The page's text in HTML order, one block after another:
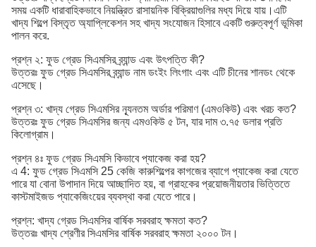
সময় একটি ধারাবাহিকভাবে নিয়ন্ত্রিত রাসায়নিক বিক্রিয়াগুলির মধ্য দিয়ে যায়।এটি
খাদ্য শিল্পে বিস্তৃত অ্যাপ্লিকেশন সহ খাদ্য সংযোজন হিসাবে একটি গুরুত্বপূর্ণ ভূমিকা
পালন করে.
প্রশ্ন ২: ফুড গ্রেড সিএমসির ব্র্যান্ড এবং উৎপত্তি কী?
উত্তরঃ ফুড গ্রেড সিএমসির ব্র্যান্ড নাম ডংইং লিংগাং এবং এটি চীনের শানডং থেকে
এসেছে।
প্রশ্ন ৩: খাদ্য গ্রেড সিএমসির ন্যূনতম অর্ডার পরিমাণ (এমওকিউ) এবং খরচ কত?
উত্তরঃ ফুড গ্রেড সিএমসির জন্য এমওকিউ ৫ টন, যার দাম ৩.৭৫ ডলার প্রতি
কিলোগ্রাম।
প্রশ্ন ৪ঃ ফুড গ্রেড সিএমসি কিভাবে প্যাকেজ করা হয়?
এ 4: ফুড গ্রেড সিএমসি 25 কেজি কারুশিল্পের কাগজের ব্যাগে প্যাকেজ করা যেতে
পারে যা বোনা উপাদান দিয়ে আচ্ছাদিত হয়, বা গ্রাহকের প্রয়োজনীয়তার ভিত্তিতে
কাস্টমাইজড প্যাকেজিংয়ের ব্যবস্থা করা যেতে পারে।
প্রশ্ন: খাদ্য গ্রেড সিএমসির বার্ষিক সরবরাহ ক্ষমতা কত?
উত্তরঃ খাদ্য শ্রেণীর সিএমসির বার্ষিক সরবরাহ ক্ষমতা ২০০০ টন।